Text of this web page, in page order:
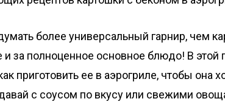
более универсальный гарнир, чем
за полноценное основное блюдо! В этой
приготовить ее в аэрогриле, чтобы она
с соусом по вкусу или свежими